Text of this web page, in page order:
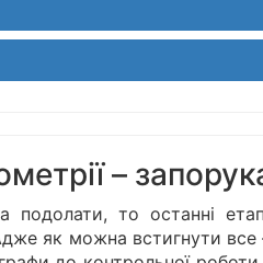
–
то останні
як можна встигнути все